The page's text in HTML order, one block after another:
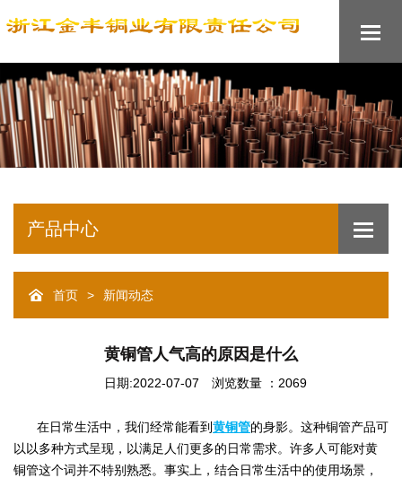
产品中心
首页 > 新闻动态
黄铜管人气高的原因是什么
日期:2022-07-07 浏览数量 ：2069
在日常生活中，我们经常能看到黄铜管的身影。这种铜管产品可
以以多种方式呈现，以满足人们更多的日常需求。许多人可能对黄
铜管这个词并不特别熟悉。事实上，结合日常生活中的使用场景，